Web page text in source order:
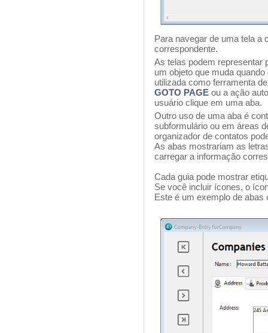
Para navegar de uma tela a
correspondente.
As telas podem representar
um objeto que muda
utilizada como ferramenta
GOTO PAGE ou a ação
usuário clique em uma aba.
Outro uso de uma aba é
subformulário ou em áreas
organizador de contatos
As abas mostrariam as
carregar a informação
Cada guia pode mostrar
Se você incluir ícones, o
Este é um exemplo de abas